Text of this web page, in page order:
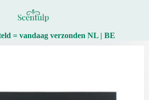
= vandaag verzonden NL | BE